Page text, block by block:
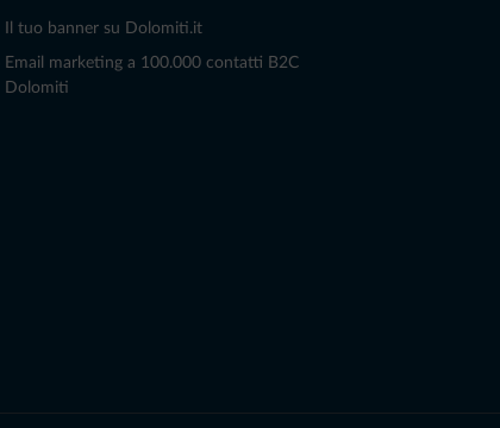
Il tuo banner su Dolomiti.it
Email marketing a 100.000 contatti B2C
Dolomiti